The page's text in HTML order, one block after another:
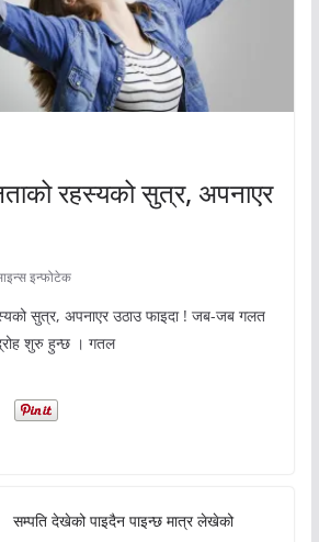
रहस्यको सुत्र, अपनाएर
इन्फोटेक
सुत्र, अपनाएर उठाउ फाइदा ! जब-जब गलत
शुरु हुन्छ । गतल
सम्पति देखेको पाइदैन पाइन्छ मात्र लेखेको